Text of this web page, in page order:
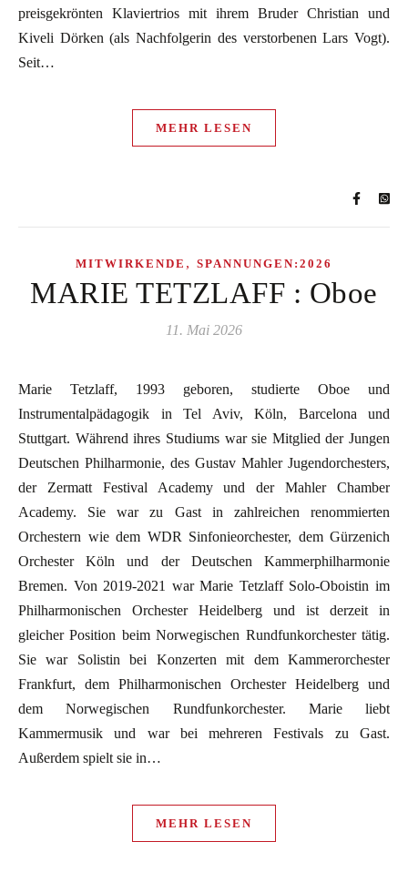
preisgekrönten Klaviertrios mit ihrem Bruder Christian und
Kiveli Dörken (als Nachfolgerin des verstorbenen Lars Vogt).
Seit…
MEHR LESEN
MITWIRKENDE , SPANNUNGEN:2026
MARIE TETZLAFF : Oboe
11. Mai 2026
Marie Tetzlaff, 1993 geboren, studierte Oboe und
Instrumentalpädagogik in Tel Aviv, Köln, Barcelona und
Stuttgart. Während ihres Studiums war sie Mitglied der Jungen
Deutschen Philharmonie, des Gustav Mahler Jugendorchesters,
der Zermatt Festival Academy und der Mahler Chamber
Academy. Sie war zu Gast in zahlreichen renommierten
Orchestern wie dem WDR Sinfonieorchester, dem Gürzenich
Orchester Köln und der Deutschen Kammerphilharmonie
Bremen. Von 2019-2021 war Marie Tetzlaff Solo-Oboistin im
Philharmonischen Orchester Heidelberg und ist derzeit in
gleicher Position beim Norwegischen Rundfunkorchester tätig.
Sie war Solistin bei Konzerten mit dem Kammerorchester
Frankfurt, dem Philharmonischen Orchester Heidelberg und
dem Norwegischen Rundfunkorchester. Marie liebt
Kammermusik und war bei mehreren Festivals zu Gast.
Außerdem spielt sie in…
MEHR LESEN